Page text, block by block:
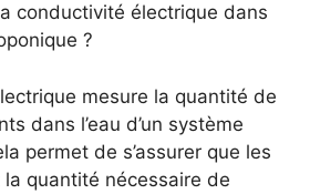
conductivité électrique dans
?
mesure la quantité de
dans l’eau d’un système
permet de s’assurer que les
quantité nécessaire de